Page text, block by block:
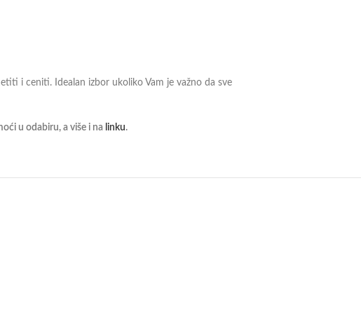
i ceniti. Idealan izbor ukoliko Vam je važno da sve
u odabiru, a više i na linku.